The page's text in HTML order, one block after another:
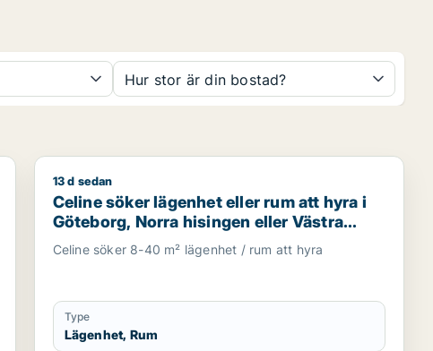
Hur stor är din bostad?
Celine söker lägenhet eller rum att hyra i Göteborg,
13 d sedan
Celine söker lägenhet eller rum att hyra i
Göteborg, Norra hisingen eller Västra
hisingen m.fl.
Celine söker 8-40 m² lägenhet / rum att hyra
Type
Lägenhet, Rum